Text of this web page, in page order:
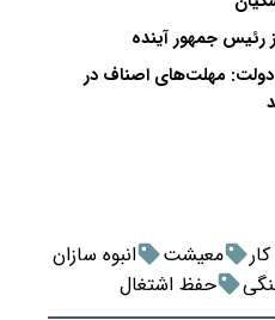
رئیس جمهور آینده
دولت: مهلت‌های اصناف در
معیشت
انبوه سازان
حفظ اشتغال